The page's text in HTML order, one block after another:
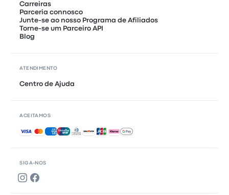
SIGA-NOS
Carreiras
Parceria connosco
Junte-se ao nosso Programa de Afiliados
Torne-se um Parceiro API
Blog
ATENDIMENTO
Centro de Ajuda
ACEITAMOS
Pagamentos aceites